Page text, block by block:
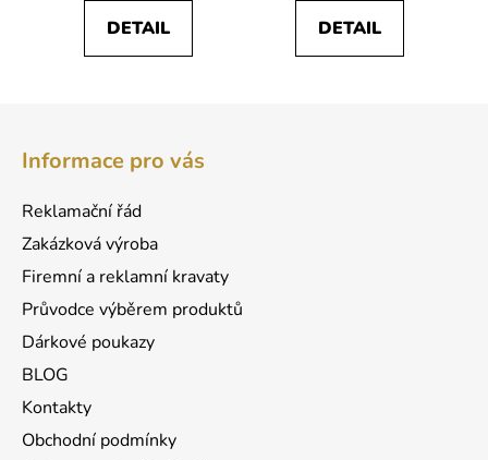
DETAIL DETAIL
Informace pro vás
Reklamační řád
Zakázková výroba
Firemní a reklamní kravaty
Průvodce výběrem produktů
Dárkové poukazy
BLOG
Kontakty
Obchodní podmínky